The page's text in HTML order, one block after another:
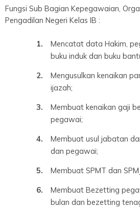
Fungsi Sub Bagian Kepegawaian,
Pengadilan Negeri Kelas IB :
Mencatat data Hakim,
buku induk dan buku
Mengusulkan kenaikan
ijazah;
Membuat kenaikan gaji
pegawai;
Membuat usul jabatan
dan pegawai;
Membuat SPMT dan
Membuat Bezetting
bulan dan bezetting